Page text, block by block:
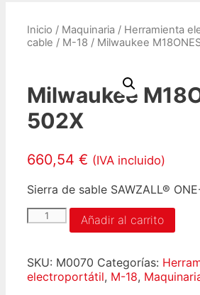
Inicio / Maquinaria / Herramienta
cable / M-18 / Milwaukee
Milwaukee
502X
660,54 € (IVA incluido)
Sierra de sable SAWZALL®
Milwaukee
M18ONESX-
cantidad
Añadir al carrito
SKU: M0070 Categorías:
electroportátil, M-18,